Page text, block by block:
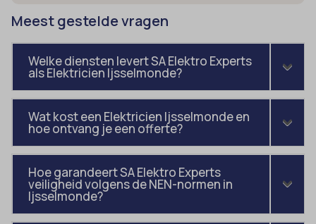
Meest gestelde vragen
Welke diensten levert SA Elektro Experts
als Elektricien Ijsselmonde?
Wat kost een Elektricien Ijsselmonde en
hoe ontvang je een offerte?
Hoe garandeert SA Elektro Experts
veiligheid volgens de NEN-normen in
Ijsselmonde?
wp-settings-*
wp-settings-time-*
wpl_viewed_cookie
et-editing-post-*
et-saved-post*
et-saving-post-*
euCookie
ext_name
ezTOC_hidetoc-0
fs-cc